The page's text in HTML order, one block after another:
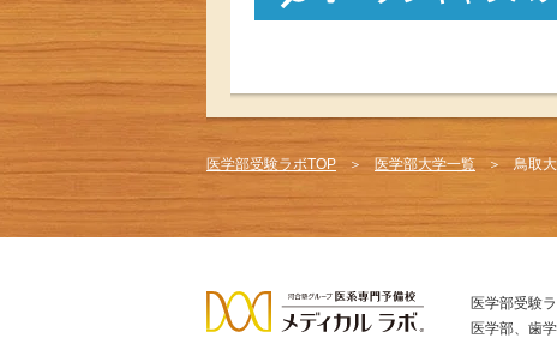
医学部受験ラボTOP 医学部大学一覧 鳥取
医学部受験ラ
医学部、歯